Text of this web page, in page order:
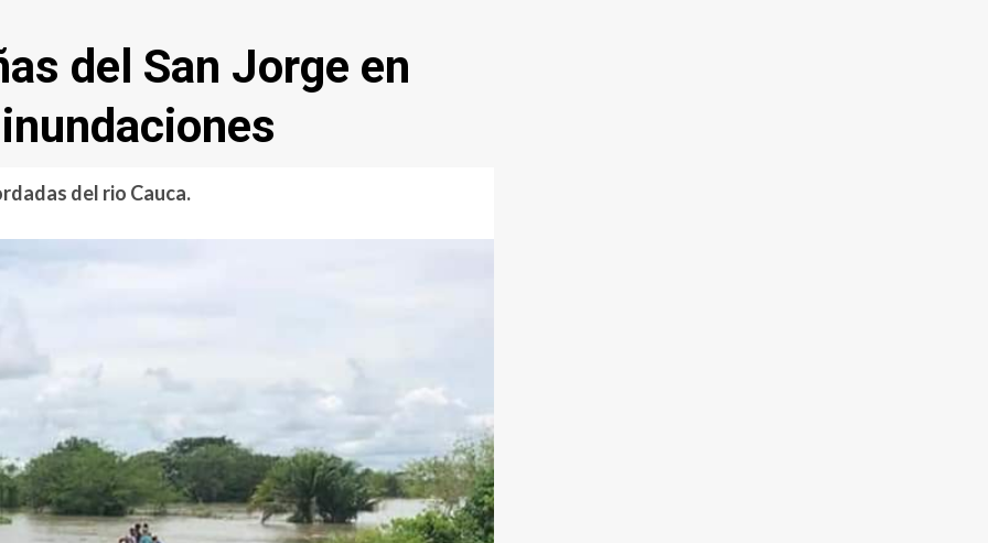
del San Jorge en
del rio Cauca.